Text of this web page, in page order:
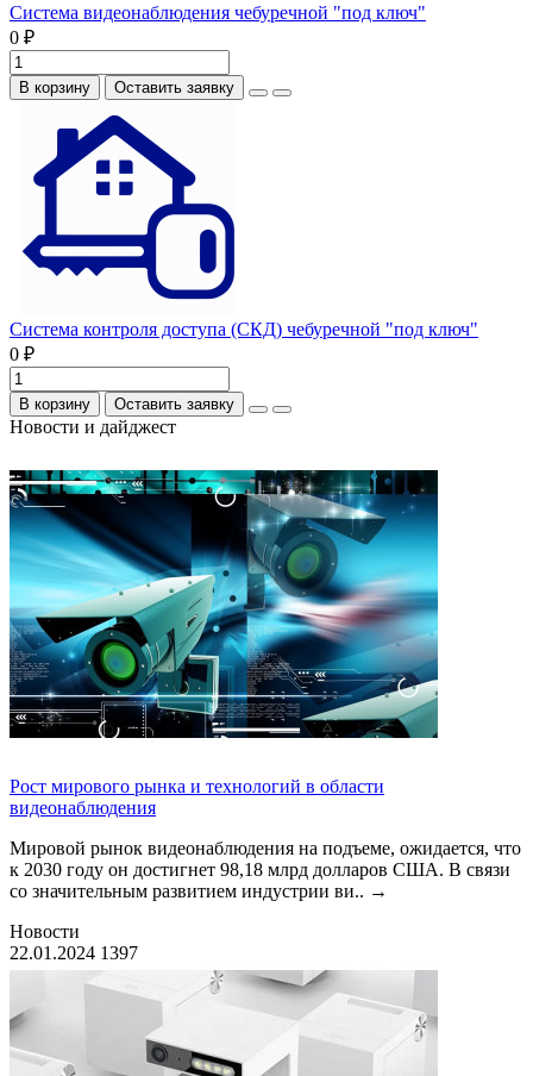
Система видеонаблюдения чебуречной "под ключ"
0 ₽
В корзину Оставить заявку
Система контроля доступа (СКД) чебуречной "под ключ"
0 ₽
В корзину Оставить заявку
Новости и дайджест
Рост мирового рынка и технологий в области
видеонаблюдения
Мировой рынок видеонаблюдения на подъеме, ожидается, что
к 2030 году он достигнет 98,18 млрд долларов США. В связи
со значительным развитием индустрии ви.. →
Новости
22.01.2024 1397